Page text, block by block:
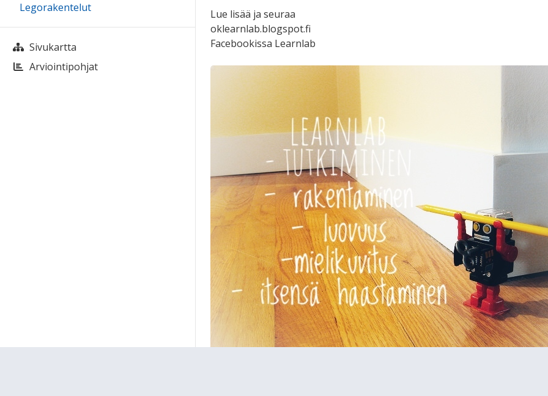
Lue lisää ja seuraa
oklearnlab.blogspot.fi
Facebookissa Learnlab
Legorakentelut
Sivukartta
Arviointipohjat